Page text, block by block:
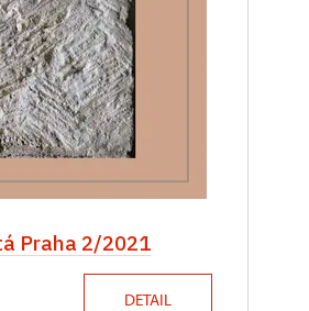
Praha 2/2021
DETAIL